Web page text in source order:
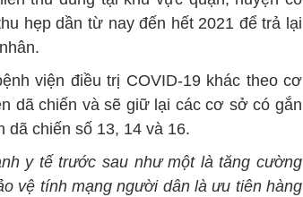
hẹp dần từ nay đến hết 2021 để trả lại
viện điều trị COVID-19 khác theo cơ
dã chiến và sẽ giữ lại các cơ sở có gắn
dã chiến số 13, 14 và 16.
y tế trước sau như một là tăng cường
vệ tính mạng người dân là ưu tiên hàng